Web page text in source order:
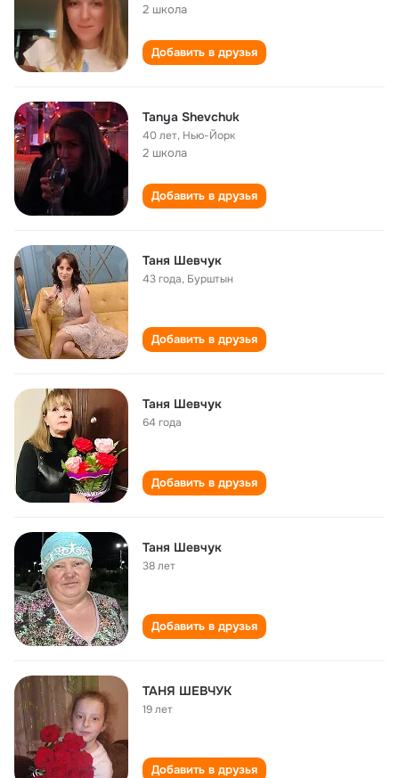
2 школа
Добавить в друзья
Tanya Shevchuk
40 лет, Нью-Йорк
2 школа
Добавить в друзья
Таня Шевчук
43 года, Бурштын
Добавить в друзья
Таня Шевчук
64 года
Добавить в друзья
Таня Шевчук
38 лет
Добавить в друзья
ТАНЯ ШЕВЧУК
19 лет
Добавить в друзья